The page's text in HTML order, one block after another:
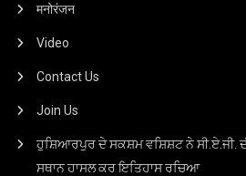
मनोरंजन
Video
Contact Us
Join Us
ਹੁਸ਼ਿਆਰਪੁਰ ਦੇ ਸਕਸ਼ਮ ਵਸ਼ਿਸ਼ਟ ਨੇ ਸੀ.ਏ.ਜੀ.
ਸਥਾਨ ਹਾਸਲ ਕਰ ਇਤਿਹਾਸ ਰਚਿਆ